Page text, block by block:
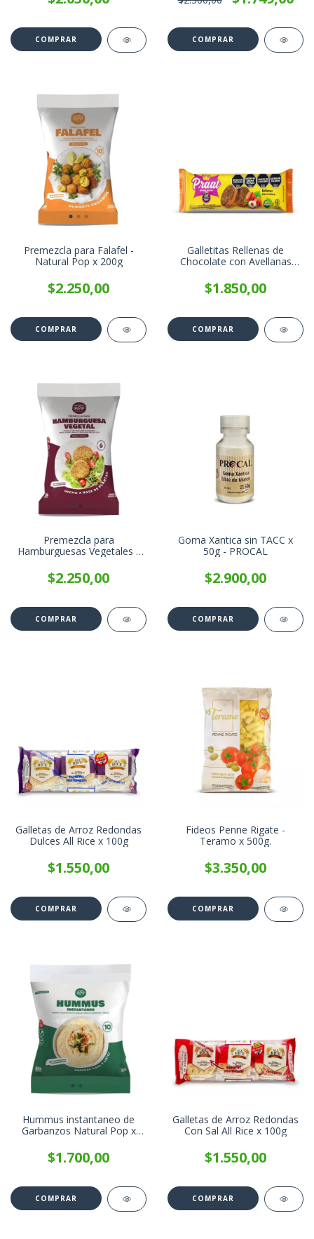
Premezcla para Falafel -
Natural Pop x 200g
$2.250,00
Galletitas Rellenas de
Chocolate con Avellanas
$1.850,00
Premezcla para
Hamburguesas Vegetales -
$2.250,00
Goma Xantica sin TACC x
50g - PROCAL
$2.900,00
Galletas de Arroz Redondas
Dulces All Rice x 100g
$1.550,00
Fideos Penne Rigate -
Teramo x 500g.
$3.350,00
Hummus instantaneo de
Garbanzos Natural Pop x
$1.700,00
Galletas de Arroz Redondas
Con Sal All Rice x 100g
$1.550,00